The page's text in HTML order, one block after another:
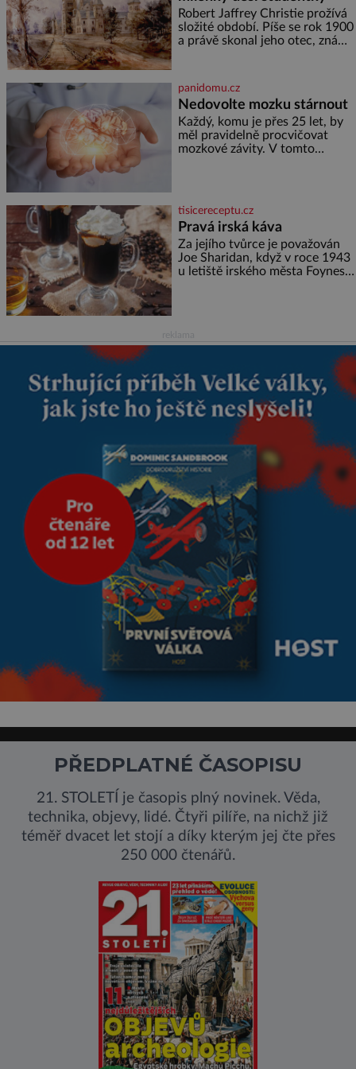
burácení skutečně ustane. Když
o mnoho let později hrobku
Robert Jaffrey Christie prožívá
složité období. Píše se rok 1900
a právě skonal jeho otec, známý
ale doprovázena ohromným
dědictvím
panidomu.cz
Nedovolte mozku stárnout
Každý, komu je přes 25 let, by
měl pravidelně procvičovat
mozkové závity. V tomto
marně v paměti lovíte název
knížky, kterou jste nedávno
přečetli. Je to opravdu tak, s
věkem jako kdyby se paměť
rozhodla stávkovat. Cvičte
tisicereceptu.cz
Pravá irská káva
Za jejího tvůrce je považován
Joe Sharidan, když v roce 1943
u letiště irského města Foynes
PŘEDPLATNÉ ČASOPISU
21. STOLETÍ je časopis plný novinek. Věda,
technika, objevy, lidé. Čtyři pilíře, na nichž již
téměř dvacet let stojí a díky kterým jej čte přes
250 000 čtenářů.